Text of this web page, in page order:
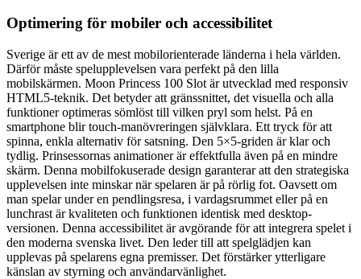
Optimering för mobiler och accessibilitet
Sverige är ett av de mest mobilorienterade länderna i hela världen.
Därför måste spelupplevelsen vara perfekt på den lilla
mobilskärmen. Moon Princess 100 Slot är utvecklad med responsiv
HTML5-teknik. Det betyder att gränssnittet, det visuella och alla
funktioner optimeras sömlöst till vilken pryl som helst. På en
smartphone blir touch-manövreringen självklara. Ett tryck för att
spinna, enkla alternativ för satsning. Den 5×5-griden är klar och
tydlig. Prinsessornas animationer är effektfulla även på en mindre
skärm. Denna mobilfokuserade design garanterar att den strategiska
upplevelsen inte minskar när spelaren är på rörlig fot. Oavsett om
man spelar under en pendlingsresa, i vardagsrummet eller på en
lunchrast är kvaliteten och funktionen identisk med desktop-
versionen. Denna accessibilitet är avgörande för att integrera spelet i
den moderna svenska livet. Den leder till att spelglädjen kan
upplevas på spelarens egna premisser. Det förstärker ytterligare
känslan av styrning och användarvänlighet.